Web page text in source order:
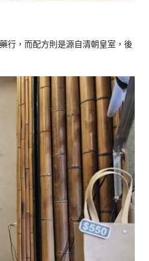
行，而配方則是源自清朝皇室，後